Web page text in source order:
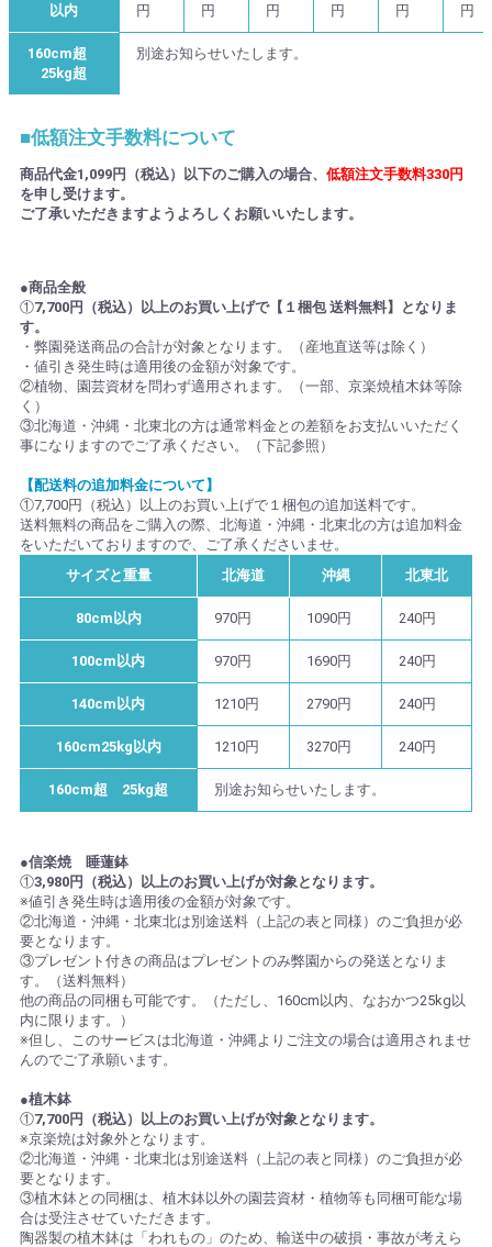
以内
円
円
円
円
円
円
160cm超
25kg超
別途お知らせいたします。
■低額注文手数料について
商品代金1,099円（税込）以下のご購入の場合、 低額注文手数料330円
を申し受けます。
ご了承いただきますようよろしくお願いいたします。
●商品全般
①7,700円（税込）以上のお買い上げで【１梱包 送料無料】となりま
す。
・弊園発送商品の合計が対象となります。（産地直送等は除く）
・値引き発生時は適用後の金額が対象です。
②植物、園芸資材を問わず適用されます。（一部、京楽焼植木鉢等除
く）
③北海道・沖縄・北東北の方は通常料金との差額をお支払いいただく
事になりますのでご了承ください。（下記参照）
【配送料の追加料金について】
①7,700円（税込）以上のお買い上げで１梱包の追加送料です。
送料無料の商品をご購入の際、北海道・沖縄・北東北の方は追加料金
をいただいておりますので、ご了承くださいませ。
サイズと重量
北海道 沖縄 北東北
80cm以内 970円 1090円 240円
100cm以内 970円 1690円 240円
140cm以内 1210円 2790円 240円
160cm25kg以内 1210円 3270円 240円
160cm超 25kg超 別途お知らせいたします。
●信楽焼 睡蓮鉢
①3,980円（税込）以上のお買い上げが対象となります。
※値引き発生時は適用後の金額が対象です。
②北海道・沖縄・北東北は別途送料（上記の表と同様）のご負担が必
要となります。
③プレゼント付きの商品はプレゼントのみ弊園からの発送となりま
す。（送料無料）
他の商品の同梱も可能です。（ただし、160cm以内、なおかつ25kg以
内に限ります。）
※但し、このサービスは北海道・沖縄よりご注文の場合は適用されませ
んのでご了承願います。
●植木鉢
①7,700円（税込）以上のお買い上げが対象となります。
※京楽焼は対象外となります。
②北海道・沖縄・北東北は別途送料（上記の表と同様）のご負担が必
要となります。
③植木鉢との同梱は、植木鉢以外の園芸資材・植物等も同梱可能な場
合は受注させていただきます。
陶器製の植木鉢は「われもの」のため、輸送中の破損・事故が考えら